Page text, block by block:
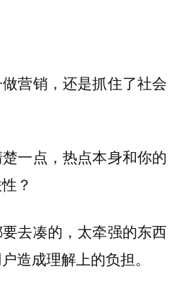
营销，还是抓住了社会
一点，热点本身和你的
？
去凑的，太牵强的东西
造成理解上的负担。